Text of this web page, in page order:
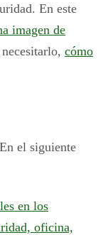
En este
imagen de
cómo
el siguiente
en los
oficina,